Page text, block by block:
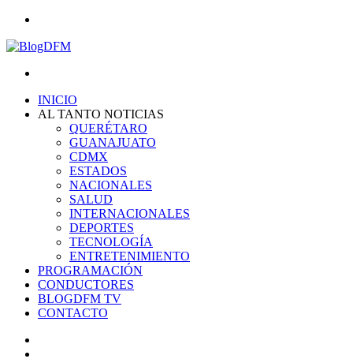
INICIO
AL TANTO NOTICIAS
QUERÉTARO
GUANAJUATO
CDMX
ESTADOS
NACIONALES
SALUD
INTERNACIONALES
DEPORTES
TECNOLOGÍA
ENTRETENIMIENTO
PROGRAMACIÓN
CONDUCTORES
BLOGDFM TV
CONTACTO